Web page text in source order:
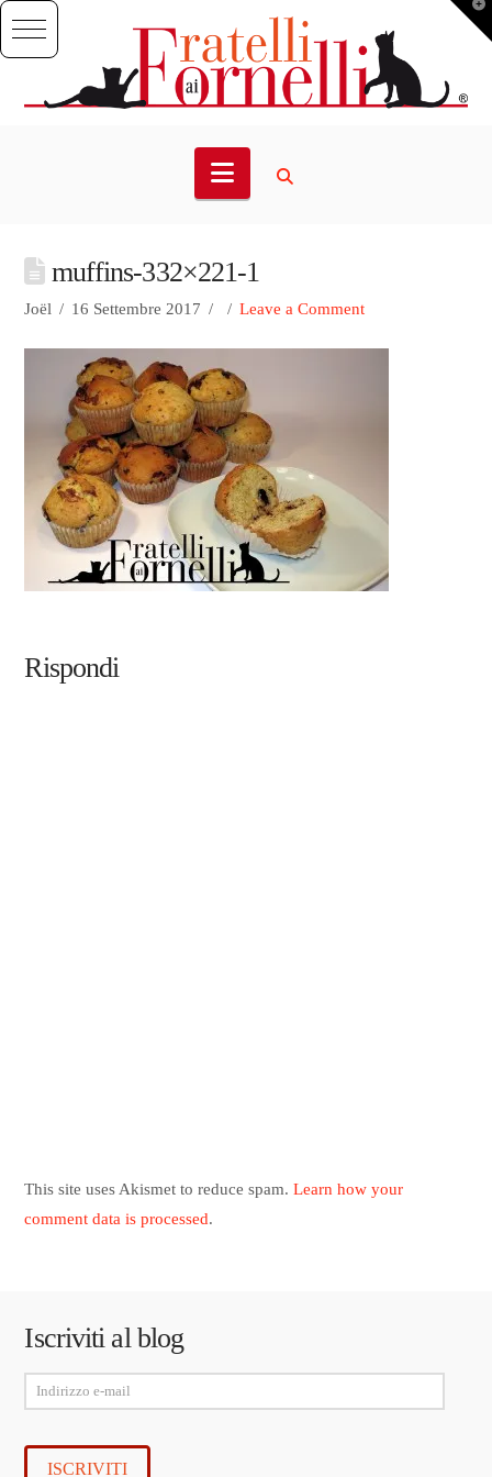
Navigation
muffins-332×221-1
Joël 16 Settembre 2017 Leave a Comment
Rispondi
This site uses Akismet to reduce spam.Learn how your
comment data is processed.
Iscriviti al blog
Indirizzo
e-
mail
ISCRIVITI